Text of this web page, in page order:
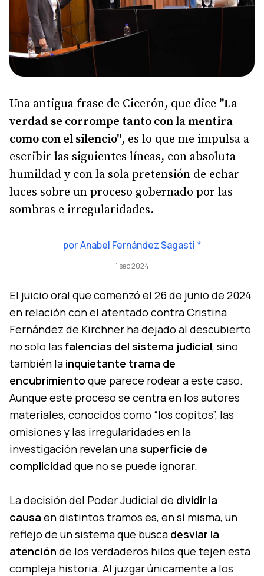
Una antigua frase de Cicerón, que dice "La
verdad se corrompe tanto con la mentira
como con el silencio", es lo que me impulsa a
escribir las siguientes líneas, con absoluta
humildad y con la sola pretensión de echar
luces sobre un proceso gobernado por las
sombras e irregularidades.
por Anabel Fernández Sagasti *
1 sep 2024
El juicio oral que comenzó el 26 de junio de 2024
en relación con el atentado contra Cristina
Fernández de Kirchner ha dejado al descubierto
no solo las falencias del sistema judicial, sino
también la inquietante trama de
encubrimiento que parece rodear a este caso.
Aunque este proceso se centra en los autores
materiales, conocidos como “los copitos”, las
omisiones y las irregularidades en la
investigación revelan unasuperficie de
complicidad que no se puede ignorar.
La decisión del Poder Judicial de dividir la
causa en distintos tramos es, en sí misma, un
reflejo de un sistema que busca desviar la
atención de los verdaderos hilos que tejen esta
compleja historia. Al juzgar únicamente a los